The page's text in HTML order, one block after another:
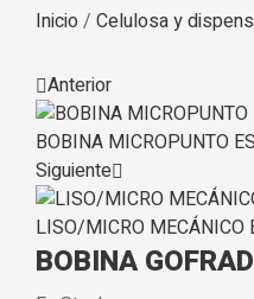
Inicio/ Celulosa y
Anterior
BOBINA MICROPUNTO
Siguiente
LISO/MICRO MECÁNICO
BOBINA